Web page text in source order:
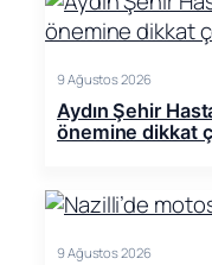
9 Ağustos 2026
Aydın Şehir
önemine dikkat
9 Ağustos 2026